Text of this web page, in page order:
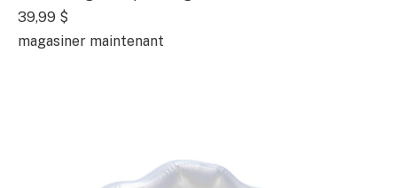
39,99 $
magasiner maintenant